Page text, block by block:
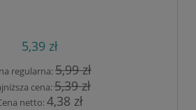
5,39 zł
regularna:5,99 zł
cena:5,39 zł
netto:4,38 zł